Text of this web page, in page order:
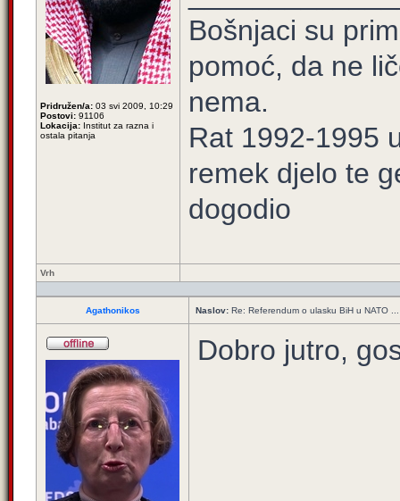
Pridružen/a: 03 svi 2009, 10:29
Postovi: 91106
Lokacija: Institut za razna i
ostala pitanja
Bošnjaci su
pomoć, da ne
nema.
Rat 1992-1995
remek djelo te
dogodio
Vrh
Agathonikos Naslov: Re: Referendum o ulasku BiH u NATO ...
Dobro jutro,